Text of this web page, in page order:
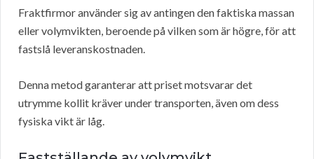
Fraktfirmor använder sig av antingen den faktiska massan
eller volymvikten, beroende på vilken som är högre, för att
fastslå leveranskostnaden.
Denna metod garanterar att priset motsvarar det
utrymme kollit kräver under transporten, även om dess
fysiska vikt är låg.